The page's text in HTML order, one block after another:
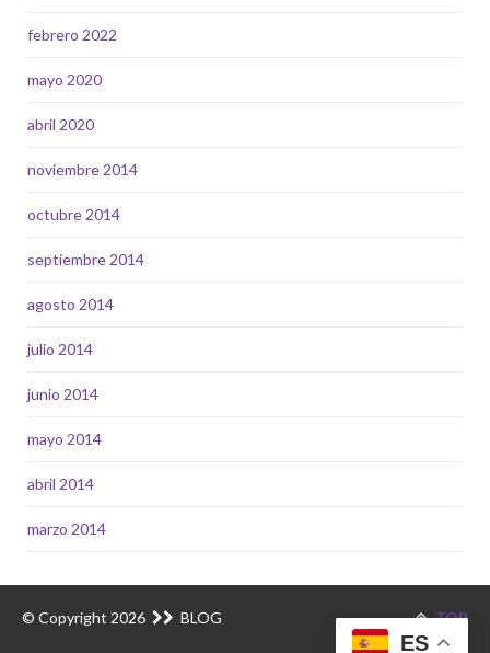
febrero 2022
mayo 2020
abril 2020
noviembre 2014
octubre 2014
septiembre 2014
agosto 2014
julio 2014
junio 2014
mayo 2014
abril 2014
marzo 2014
© Copyright 2026 BLOG TOP
ES